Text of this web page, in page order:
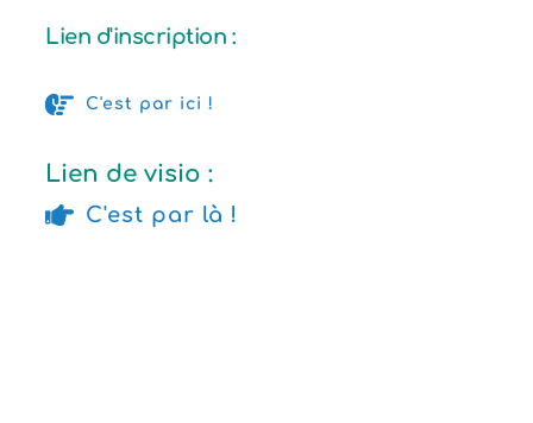
Lien d'inscription :
C'est par ici !
Lien de visio :
C'est par là !